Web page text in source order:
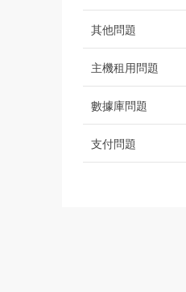
其他問題
主機租用問題
數據庫問題
支付問題